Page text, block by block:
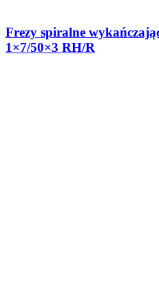
Frezy spiralne
1×7/50×3 RH/R